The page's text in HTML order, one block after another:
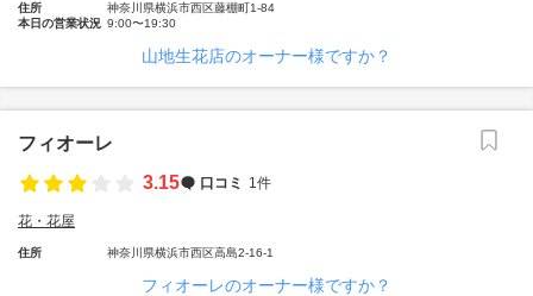
住所
神奈川県横浜市西区藤棚町1-84
本日の営業状況 9:00〜19:30
山地生花店のオーナー様ですか？
フィオーレ
3.15
口コミ 1件
花・花屋
住所 神奈川県横浜市西区高島2-16-1
フィオーレのオーナー様ですか？